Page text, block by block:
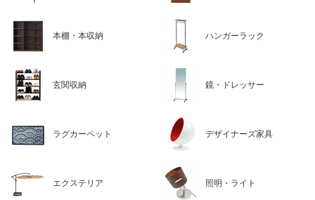
本棚・本収納 ハンガーラック
玄関収納 鏡・ドレッサー
ラグカーペット デザイナーズ家具
エクステリア 照明・ライト